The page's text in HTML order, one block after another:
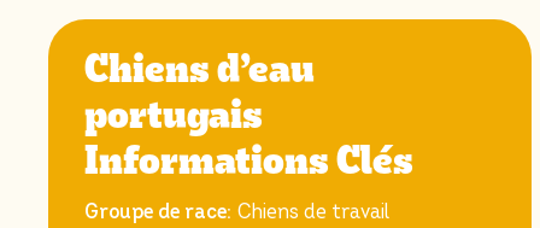
Chiens d’eau
portugais
Informations Clés
Groupe de race: Chiens de travail